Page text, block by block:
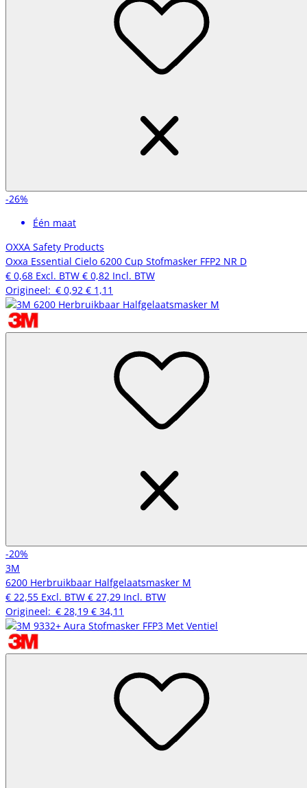
-26%
Één maat
OXXA Safety Products
Oxxa Essential Cielo 6200 Cup Stofmasker FFP2 NR D
€ 0,68 Excl. BTW € 0,82 Incl. BTW
Origineel: € 0,92 € 1,11
-20%
3M
6200 Herbruikbaar Halfgelaatsmasker M
€ 22,55 Excl. BTW € 27,29 Incl. BTW
Origineel: € 28,19 € 34,11